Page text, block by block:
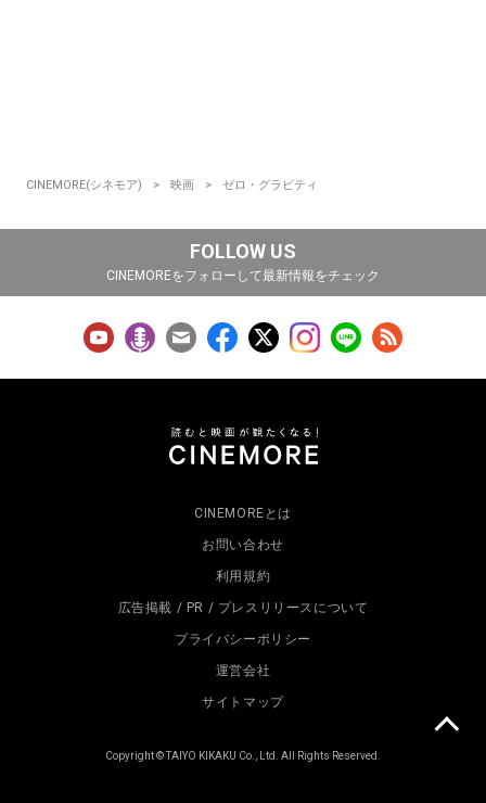
CINEMORE(シネモア) 映画 ゼロ・グラビティ
FOLLOW US
CINEMOREをフォローして最新情報をチェック
CINEMOREとは
お問い合わせ
利用規約
広告掲載 / PR / プレスリリースについて
プライバシーポリシー
運営会社
サイトマップ
Copyright © TAIYO KIKAKU Co., Ltd. All Rights Reserved.